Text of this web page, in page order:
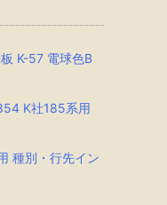
K-57 電球色B
K社185系用
種別・行先イン